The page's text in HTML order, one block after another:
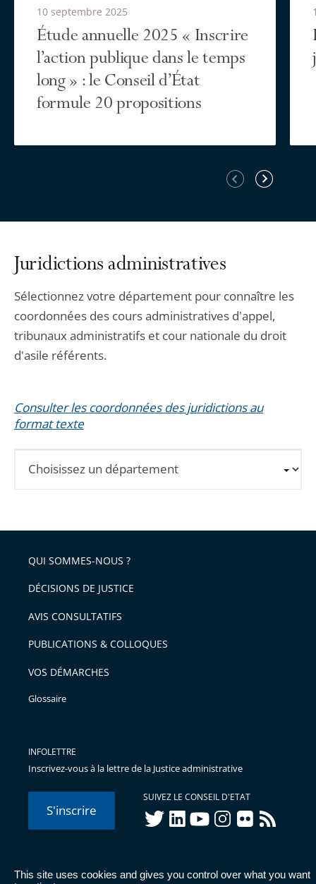
This site uses cookies and gives you control over what you want
Étude annuelle 2025 « Inscrire
l’action publique dans le temps
long » : le Conseil d’État
formule 20 propositions
10 septembre 2025
Élément
précédent
Élément
suivant
Juridictions administratives
Sélectionnez votre département pour connaître les
coordonnées des cours administratives d'appel,
tribunaux administratifs et cour nationale du droit
d'asile référents.
Consulter les coordonnées des juridictions au
format texte
les
détaillées.
QUI SOMMES-NOUS ?
DÉCISIONS DE JUSTICE
AVIS CONSULTATIFS
PUBLICATIONS & COLLOQUES
VOS DÉMARCHES
Glossaire
INFOLETTRE
Inscrivez-vous à la lettre de la Justice administrative
S'inscrire
SUIVEZ LE CONSEIL D'ETAT
twitterlinkedInyoutubeinstagram
flickr rss